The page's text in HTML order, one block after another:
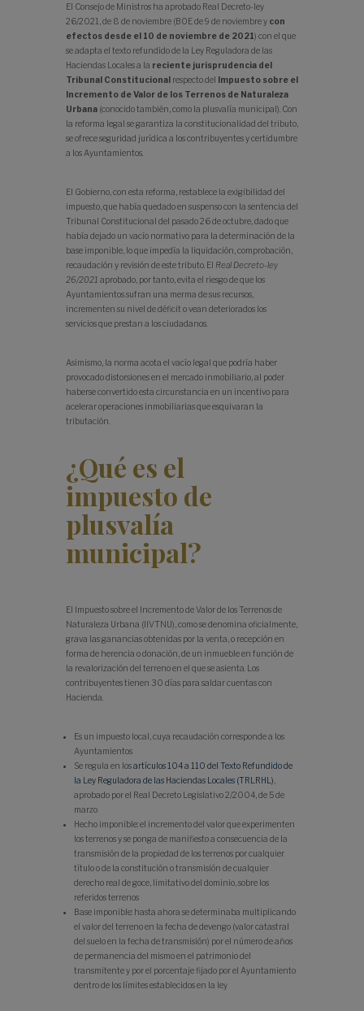
El Consejo de Ministros ha aprobado Real Decreto-ley
26/2021, de 8 de noviembre (BOE de 9 de noviembre y con
efectos desde el 10 de noviembre de 2021) con el que
se adapta el texto refundido de la Ley Reguladora de las
Haciendas Locales a la reciente jurisprudencia del
Tribunal Constitucionalrespecto del Impuesto sobre el
Incremento de Valor de los Terrenos de Naturaleza
Urbana(conocido también, como la plusvalía municipal). Con
la reforma legal se garantiza la constitucionalidad del tributo,
se ofrece seguridad jurídica a los contribuyentes y certidumbre
a los Ayuntamientos.
El Gobierno, con esta reforma, restablece la exigibilidad del
impuesto, que había quedado en suspenso con la sentencia del
Tribunal Constitucional del pasado 26 de octubre, dado que
había dejado un vacío normativo para la determinación de la
base imponible, lo que impedía la liquidación, comprobación,
recaudación y revisión de este tributo. El Real Decreto-ley
26/2021 aprobado, por tanto, evita el riesgo de que los
Ayuntamientos sufran una merma de sus recursos,
incrementen su nivel de déficit o vean deteriorados los
servicios que prestan a los ciudadanos.
Asimismo, la norma acota el vacío legal que podría haber
provocado distorsiones en el mercado inmobiliario, al poder
haberse convertido esta circunstancia en un incentivo para
acelerar operaciones inmobiliarias que esquivaran la
tributación.
¿Qué es el
impuesto de
plusvalía
municipal?
El Impuesto sobre el Incremento de Valor de los Terrenos de
Naturaleza Urbana (IIVTNU), como se denomina oficialmente,
grava las ganancias obtenidas por la venta, o recepción en
forma de herencia o donación, de un inmueble en función de
la revalorización del terreno en el que se asienta. Los
contribuyentes tienen 30 días para saldar cuentas con
Hacienda.
Es un impuesto local, cuya recaudación corresponde a los
Ayuntamientos
Se regula en losartículos 104 a 110 del Texto Refundido de
la Ley Reguladora de las Haciendas Locales (TRLRHL)
aprobado por el Real Decreto Legislativo 2/2004, de 5 de
marzo
Hecho imponible: el incremento del valor que experimenten
los terrenos y se ponga de manifiesto a consecuencia de la
transmisión de la propiedad de los terrenos por cualquier
título o de la constitución o transmisión de cualquier
derecho real de goce, limitativo del dominio, sobre los
referidos terrenos
Base imponible: hasta ahora se determinaba multiplicando
el valor del terreno en la fecha de devengo (valor catastral
del suelo en la fecha de transmisión) por el número de años
de permanencia del mismo en el patrimonio del
transmitente y por el porcentaje fijado por el Ayuntamiento
dentro de los límites establecidos en la ley